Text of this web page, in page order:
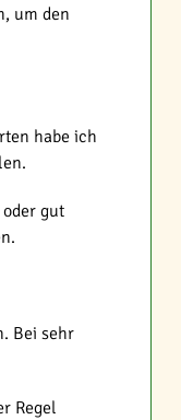
um den
habe ich
gut
Bei sehr
Regel